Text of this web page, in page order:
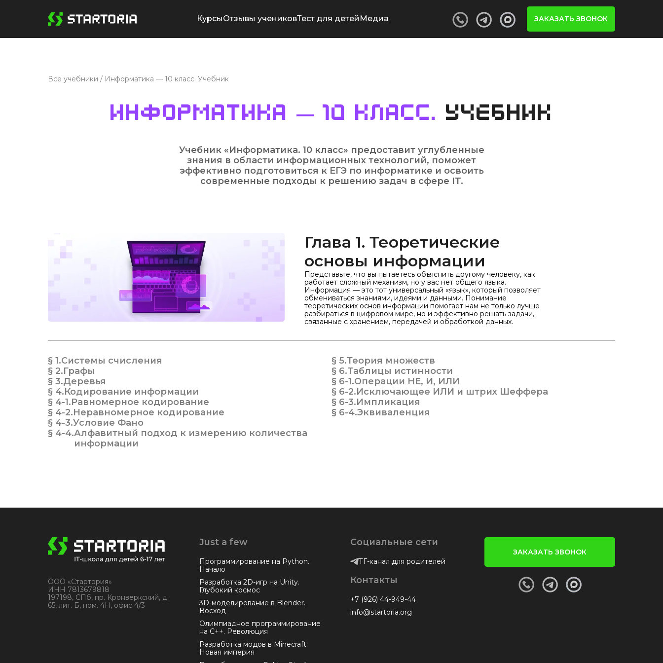
КурсыОтзывы учениковТест для детей Медиа ЗАКАЗАТЬ ЗВОНОК
Все учебники / Информатика — 10 класс. Учебник
Информатика — 10 класс. Учебник
Учебник «Информатика. 10 класс» предоставит углубленные
знания в области информационных технологий, поможет
эффективно подготовиться к ЕГЭ по информатике и освоить
современные подходы к решению задач в сфере IT.
Глава 1. Теоретические
основы информации
Представьте, что вы пытаетесь объяснить другому человеку, как
работает сложный механизм, но у вас нет общего языка.
Информация — это тот универсальный «язык», который позволяет
обмениваться знаниями, идеями и данными. Понимание
теоретических основ информации помогает нам не только лучше
разбираться в цифровом мире, но и эффективно решать задачи,
связанные с хранением, передачей и обработкой данных.
§ 1.Системы счисления
§ 2.Графы
§ 3.Деревья
§ 4.Кодирование информации
§ 4-1.Равномерное кодирование
§ 4-2.Неравномерное кодирование
§ 4-3.Условие Фано
§ 4-4.Алфавитный подход к измерению количества
информации
§ 5.Теория множеств
§ 6.Таблицы истинности
§ 6-1.Операции НЕ, И, ИЛИ
§ 6-2.Исключающее ИЛИ и штрих Шеффера
§ 6-3.Импликация
§ 6-4.Эквиваленция
ООО «Стартория»
ИНН 7813679818
197198, СПб, пр. Кронверкский, д.
65, лит. Б, пом. 4Н, офис 4/3
Just a few
Программирование на Python.
Начало
Разработка 2D-игр на Unity.
Глубокий космос
3D-моделирование в Blender.
Восход
Олимпиадное программирование
на C++. Революция
Разработка модов в Minecraft:
Новая империя
Социальные сети
ТГ-канал для родителей
Контакты
+7 (926) 44-949-44
info@startoria.org
ЗАКАЗАТЬ ЗВОНОК